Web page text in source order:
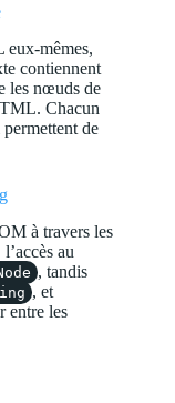
eux-mêmes,
contiennent
les nœuds de
Chacun
de
à travers les
au
, tandis
, et
entre les